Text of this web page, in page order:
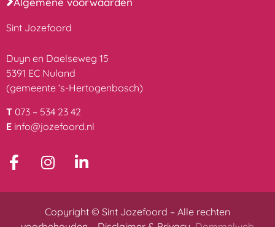
Sint Jozefoord
Duyn en Daelseweg 15
5391 EC Nuland
(gemeente ‘s-Hertogenbosch)
T 073 – 534 23 42
E info@jozefoord.nl
Copyright © Sint Jozefoord – Alle rechten